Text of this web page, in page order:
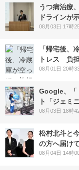
うつ病治療
ドラインが
08月03日 17時
「帰宅後、
トレス 負
08月01日 20時
Google、「
ト「ジェミ
08月03日 18時
松村北斗と
の方へ届け
08月04日 14時